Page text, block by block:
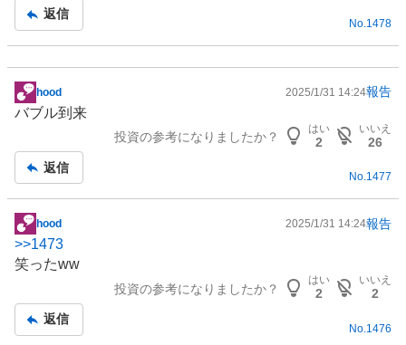
事
返信
No. 1478
掲
示
事
hood 2025/1/31 14:24報告
バブル到来
投資の参考になりましたか？
はい
2
いいえ
26
返信
No.1477
掲
示
板
hood 2025/1/31 14:24報告
>>1473
笑ったww
投資の参考になりましたか？
はい
2
いいえ
2
返信
No. 1476